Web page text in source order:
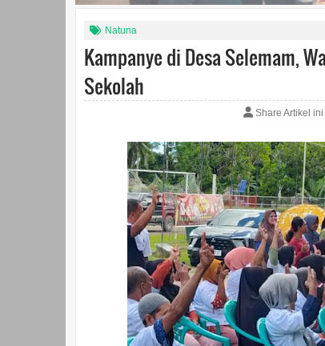
Natuna
Kampanye di Desa Selemam,
Sekolah
Share Artikel